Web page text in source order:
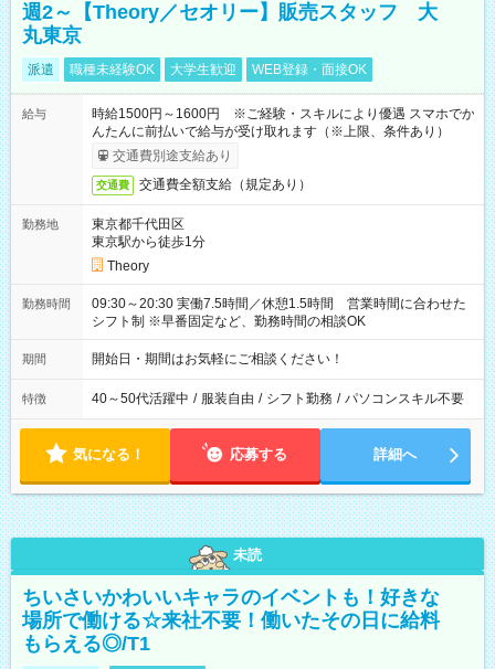
週2～【Theory／セオリー】販売スタッフ 大
丸東京
派遣 職種未経験OK 大学生歓迎 WEB登録・面接OK
給与
時給1500円～1600円 ※ご経験・スキルにより優遇 スマホでか
んたんに前払いで給与が受け取れます（※上限、条件あり）
交通費別途支給あり
交通費 交通費全額支給（規定あり）
勤務地
東京都千代田区
東京駅から徒歩1分
Theory
勤務時間
09:30～20:30 実働7.5時間／休憩1.5時間 営業時間に合わせた
シフト制 ※早番固定など、勤務時間の相談OK
期間 開始日・期間はお気軽にご相談ください！
特徴 40～50代活躍中 / 服装自由 / シフト勤務 / パソコンスキル不要
気になる！ 応募する 詳細へ
未読
ちいさいかわいいキャラのイベントも！好きな
場所で働ける☆来社不要！働いたその日に給料
もらえる◎/T1